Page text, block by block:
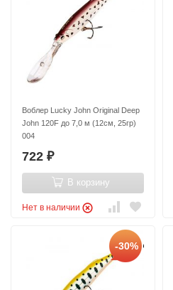
Воблер Lucky John Original Deep
John 120F до 7,0 м (12см, 25гр)
004
722 ₽
В корзину
Нет в наличии
-30%